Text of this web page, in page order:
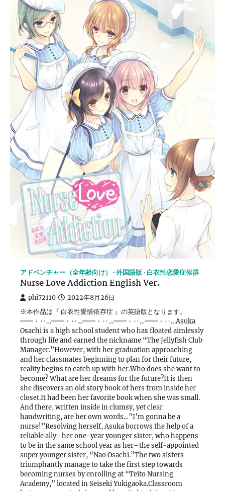
アドベンチャー（全年齢向け） 外国語版 白衣性恋愛症候群
Nurse Love Addiction English Ver.
phi72110 2022年8月26日
※本作品は『 白衣性愛情依存症 』の英語版となります。
━━・‥…━━・‥…━━・‥…━━・‥…━━・‥…Asuka
Osachi is a high school student who has floated aimlessly
through life and earned the nickname “The Jellyfish Club
Manager.”However, with her graduation approaching
and her classmates beginning to plan for their future,
reality begins to catch up with her.Who does she want to
become? What are her dreams for the future?It is then
she discovers an old story book of hers from inside her
closet.It had been her favorite book when she was small.
And there, written inside in clumsy, yet clear
handwriting, are her own words…”I’m gonna be a
nurse!”Resolving herself, Asuka borrows the help of a
reliable ally–her one-year younger sister, who happens
to be in the same school year as her–the self-appointed
super younger sister, “Nao Osachi.”The two sisters
triumphantly manage to take the first step towards
becoming nurses by enrolling at “Teito Nursing
Academy,” located in Seiseki Yukigaoka.Classroom